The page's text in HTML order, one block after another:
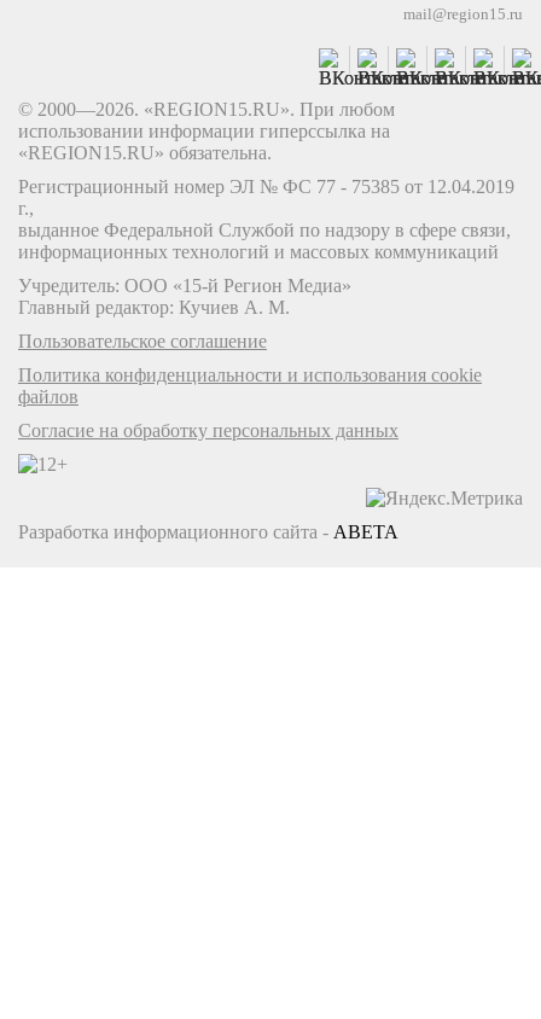
mail@region15.ru
© 2000—2026. «REGION15.RU». При любом
использовании информации гиперссылка на
«REGION15.RU» обязательна.
Регистрационный номер ЭЛ № ФС 77 - 75385 от 12.04.2019
г.,
выданное Федеральной Службой по надзору в сфере связи,
информационных технологий и массовых коммуникаций
Учредитель: ООО «15-й Регион Медиа»
Главный редактор: Кучиев А. М.
Пользовательское соглашение
Политика конфиденциальности и использования cookie
файлов
Согласие на обработку персональных данных
Разработка информационного сайта - ABETA